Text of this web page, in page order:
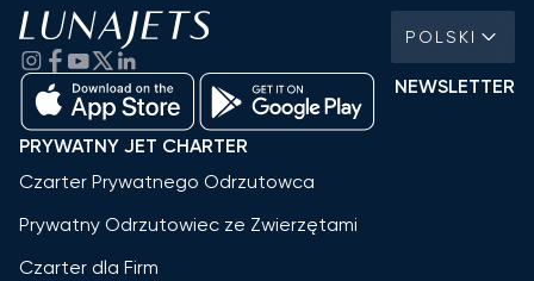
POLSKI
NEWSLETTER
PRYWATNY JET CHARTER
Czarter Prywatnego Odrzutowca
Prywatny Odrzutowiec ze Zwierzętami
Czarter dla Firm